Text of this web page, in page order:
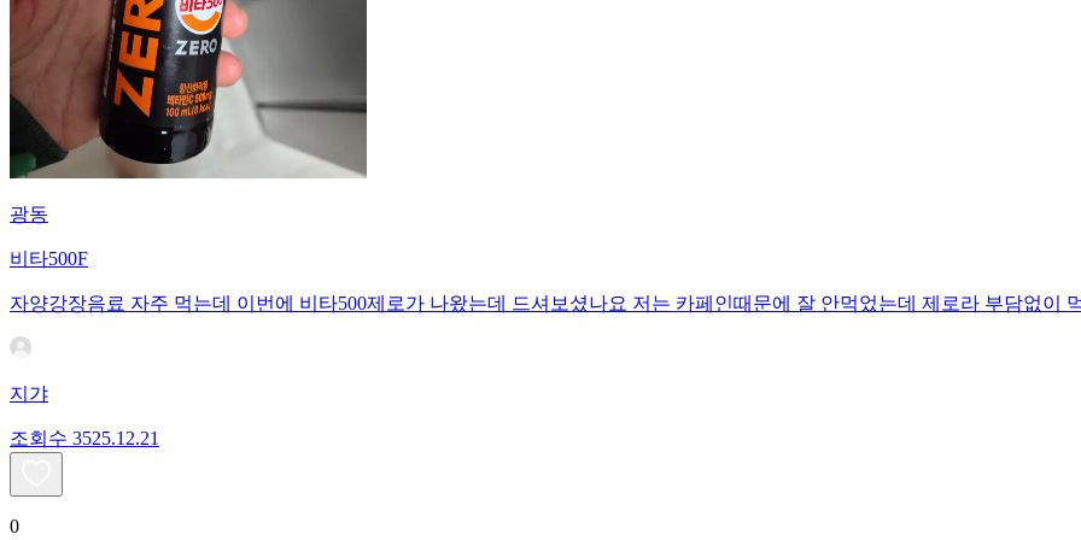
광동
비타500F
자양강장음료 자주 먹는데 이번에 비타500제로가 나왔는데 드셔보셨나요 저는 카페인때문에 잘 안먹었는데 제로라 부담없이
지갸
조회수 3525.12.21
0